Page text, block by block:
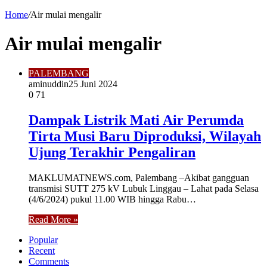
Home/Air mulai mengalir
Air mulai mengalir
PALEMBANG
aminuddin25 Juni 2024
0 71
Dampak Listrik Mati Air Perumda
Tirta Musi Baru Diproduksi, Wilayah
Ujung Terakhir Pengaliran
MAKLUMATNEWS.com, Palembang –Akibat gangguan
transmisi SUTT 275 kV Lubuk Linggau – Lahat pada Selasa
(4/6/2024) pukul 11.00 WIB hingga Rabu…
Read More »
Popular
Recent
Comments